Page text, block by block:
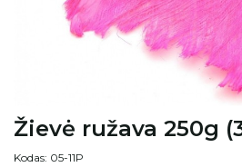
Žievė ružava 250g
Kodas: 05-11P